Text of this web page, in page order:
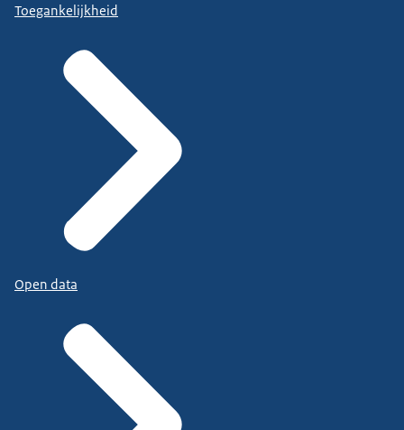
Toegankelijkheid
Open data